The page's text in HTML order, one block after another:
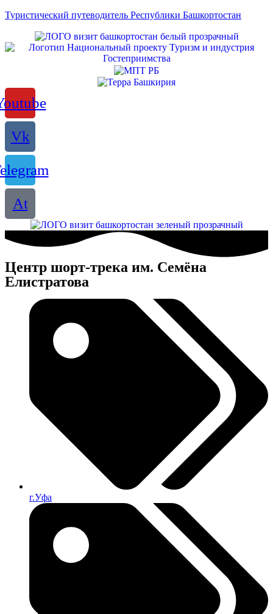
Туристический путеводитель Республики Башкортостан
Vk
At
Центр шорт-трека им. Семёна
Елистратова
г.Уфа